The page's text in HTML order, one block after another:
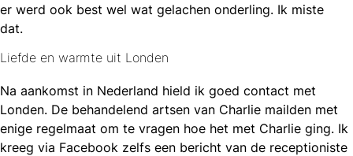
er werd ook best wel wat gelachen onderling. Ik miste
dat.
Liefde en warmte uit Londen
Na aankomst in Nederland hield ik goed contact met
Londen. De behandelend artsen van Charlie mailden met
enige regelmaat om te vragen hoe het met Charlie ging. Ik
kreeg via Facebook zelfs een bericht van de receptioniste